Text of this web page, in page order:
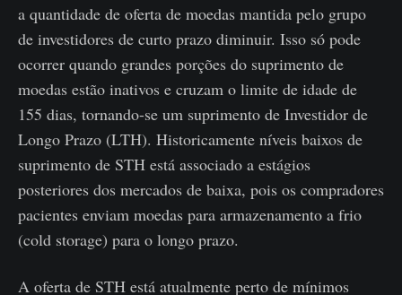
a quantidade de oferta de moedas mantida pelo grupo
de investidores de curto prazo diminuir. Isso só pode
ocorrer quando grandes porções do suprimento de
moedas estão inativos e cruzam o limite de idade de
155 dias, tornando-se um suprimento de Investidor de
Longo Prazo (LTH). Historicamente níveis baixos de
suprimento de STH está associado a estágios
posteriores dos mercados de baixa, pois os compradores
pacientes enviam moedas para armazenamento a frio
(cold storage) para o longo prazo.
A oferta de STH está atualmente perto de mínimos